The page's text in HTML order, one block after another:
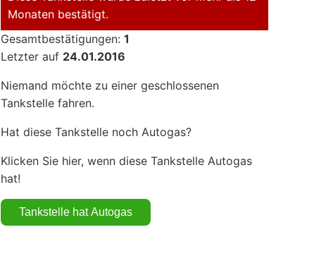
Monaten bestätigt.
Gesamtbestätigungen: 1
Letzter auf 24.01.2016
Niemand möchte zu einer geschlossenen
Tankstelle fahren.
Hat diese Tankstelle noch Autogas?
Klicken Sie hier, wenn diese Tankstelle Autogas
hat!